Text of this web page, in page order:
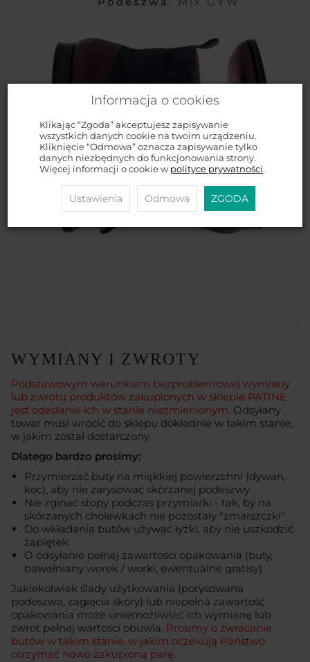
.
WYMIANY I ZWROTY
Podstawowym warunkiem bezproblemowej wymiany
lub zwrotu produktów zakupionych w sklepie PATINE
jest odesłanie ich w stanie niezmienionym. Odsyłany
towar musi wrócić do sklepu dokładnie w takim stanie,
w jakim został dostarczony.
Dlatego bardzo prosimy:
Przymierzać buty na miękkiej powierzchni (dywan,
koc), aby nie zarysować skórzanej podeszwy
Nie zginać stopy podczas przymiarki - tak, by na
skórzanych cholewkach nie pozostały "zmarszczki"
Do wkładania butów używać łyżki, aby nie uszkodzić
zapiętek
O odsyłanie pełnej zawartości opakowania (buty,
bawełniany worek / worki, ewentualne gratisy)
Jakiekolwiek ślady użytkowania (porysowana
podeszwa, zagięcia skóry) lub niepełna zawartość
opakowania może uniemożliwiać ich wymianę lub
zwrot pełnej wartości obuwia. Prosimy o zwracanie
butów w takim stanie, w jakim oczekują Państwo
otrzymać nowo zakupioną parę.
Informacja o cookies
Klikając “Zgoda” akceptujesz zapisywanie
wszystkich danych cookie na twoim urządzeniu.
Kliknięcie “Odmowa” oznacza zapisywanie tylko
danych niezbędnych do funkcjonowania strony.
Więcej informacji o cookie w polityce prywatności.
Ustawienia Odmowa ZGODA